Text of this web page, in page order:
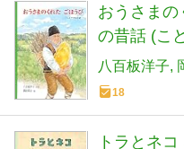
おうさまの
の昔話 (こ
八百板洋子
18
トラとネ